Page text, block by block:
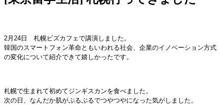
2月24日 札幌ビズカフェで講演しました。
韓国のスマートフォン革命ともいわれる社会、企業のイノベーション方式
の変化について紹介できて嬉しかったです。
札幌で生まれて初めてジンギスカンを食べました。
次の日、なんだか肌がぷるぷるでつやつやになった気がしました。